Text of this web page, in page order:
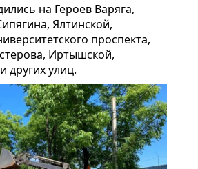
на Героев Варяга,
Ялтинской,
проспекта,
Иртышской,
других улиц.